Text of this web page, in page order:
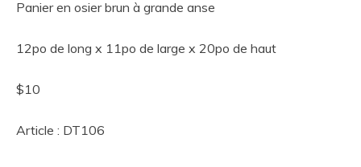
Panier en osier brun à grande anse
12po de long x 11po de large x 20po de haut
$10
Article : DT106